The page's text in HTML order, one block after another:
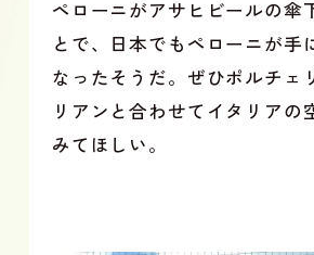
ペローニがアサヒビールの傘
とで、日本でもペローニが手
なったそうだ。ぜひポルチェ
リアンと合わせてイタリアの
みてほしい。